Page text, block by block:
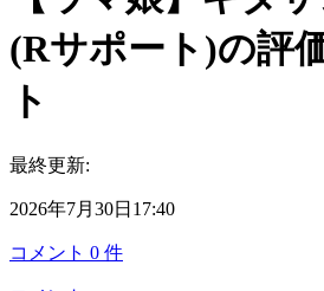
(Rサポート)の評
ト
最終更新:
2026年7月30日17:40
コメント 0 件